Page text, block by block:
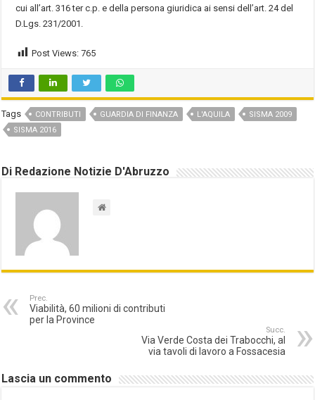
cui all’art. 316 ter c.p. e della persona giuridica ai sensi dell’art. 24 del
D.Lgs. 231/2001.
Post Views: 765
Tags CONTRIBUTI GUARDIA DI FINANZA L'AQUILA
SISMA 2009
SISMA 2016
Di Redazione Notizie D'Abruzzo
Prec.
Viabilità, 60 milioni di contributi
per la Province
Succ.
Via Verde Costa dei Trabocchi, al
via tavoli di lavoro a Fossacesia
Lascia un commento